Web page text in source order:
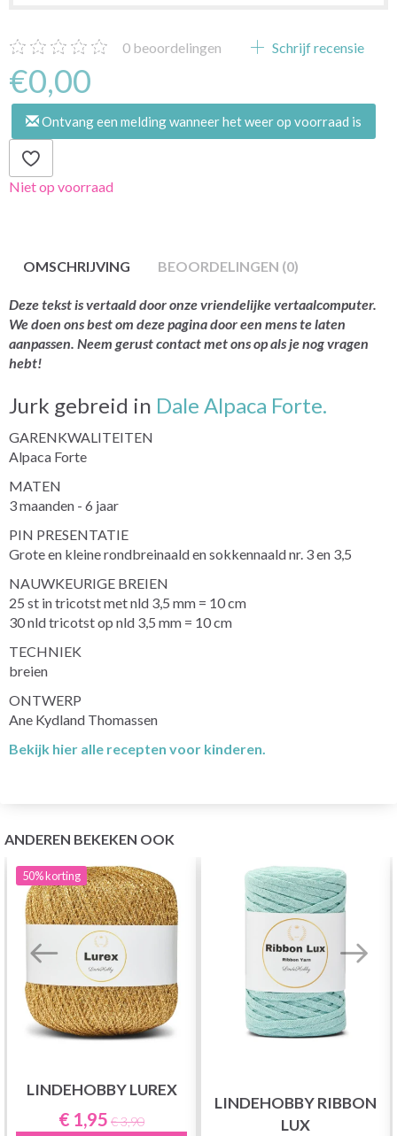
0 beoordelingen Schrijf recensie
€0,00
Ontvang een melding wanneer het weer op voorraad is
Niet op voorraad
OMSCHRIJVING BEOORDELINGEN (0)
Deze tekst is vertaald door onze vriendelijke vertaalcomputer.
We doen ons best om deze pagina door een mens te laten
aanpassen. Neem gerust contact met ons op als je nog vragen
hebt!
Jurk gebreid in Dale Alpaca Forte.
GARENKWALITEITEN
Alpaca Forte
MATEN
3 maanden - 6 jaar
PIN PRESENTATIE
Grote en kleine rondbreinaald en sokkennaald nr. 3 en 3,5
NAUWKEURIGE BREIEN
25 st in tricotst met nld 3,5 mm = 10 cm
30 nld tricotst op nld 3,5 mm = 10 cm
TECHNIEK
breien
ONTWERP
Ane Kydland Thomassen
Bekijk hier alle recepten voor kinderen.
ANDEREN BEKEKEN OOK
50%korting
LINDEHOBBY LUREX
€ 1,95 € 3,90
LINDEHOBBY RIBBON
LUX